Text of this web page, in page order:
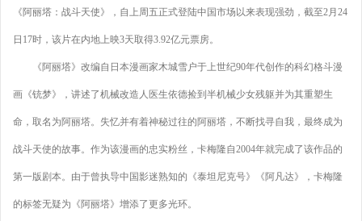
《阿丽塔：战斗天使》，自上周五正式登陆中国市场以来表现强劲，截至2月24
日17时，该片在内地上映3天取得3.92亿元票房。
《阿丽塔》改编自日本漫画家木城雪户于上世纪90年代创作的科幻格斗漫
画《铳梦》，讲述了机械改造人医生依德捡到半机械少女残躯并为其重塑生
命，取名为阿丽塔。失忆并有着神秘过往的阿丽塔，不断找寻自我，最终成为
战斗天使的故事。作为该漫画的忠实粉丝，卡梅隆自2004年就完成了该作品的
第一版剧本。由于曾执导中国影迷熟知的《泰坦尼克号》《阿凡达》，卡梅隆
的标签无疑为《阿丽塔》增添了更多光环。